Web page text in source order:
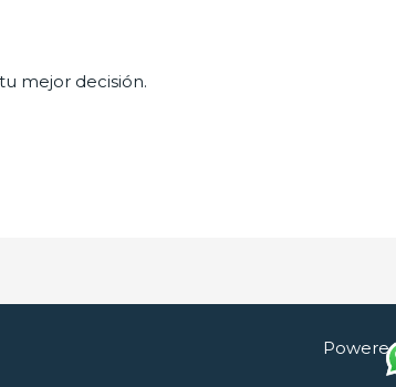
mejor decisión.